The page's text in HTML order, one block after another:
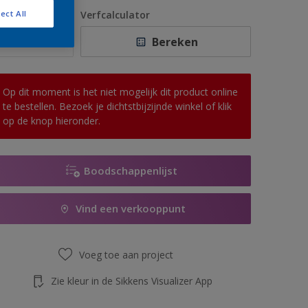
1 L
2,5 L
10 L
Verfcalculator
Bereken
Op dit moment is het niet mogelijk dit product online
te bestellen. Bezoek je dichtstbijzijnde winkel of klik
op de knop hieronder.
Boodschappenlijst
Vind een verkooppunt
Voeg toe aan project
Zie kleur in de Sikkens Visualizer App
All